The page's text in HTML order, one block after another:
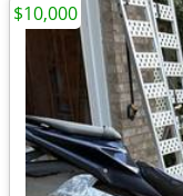
$10,000